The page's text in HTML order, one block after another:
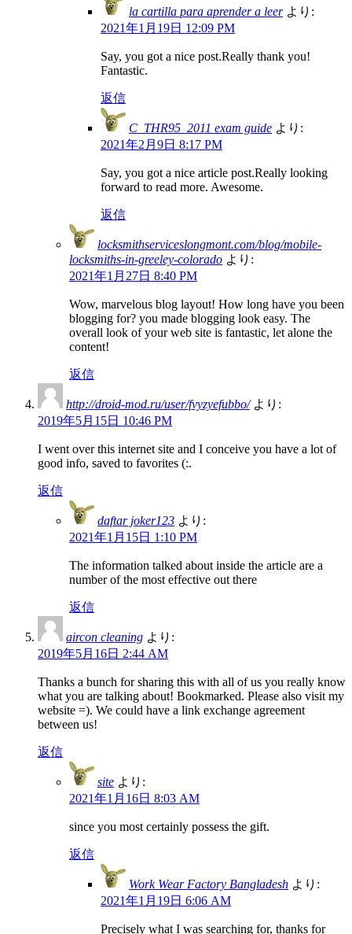
la cartilla para aprender a leer より:
2021年1月19日 12:09 PM
Say, you got a nice post.Really thank you!
Fantastic.
返信
C_THR95_2011 exam guide より:
2021年2月9日 8:17 PM
Say, you got a nice article post.Really looking
forward to read more. Awesome.
返信
locksmithserviceslongmont.com/blog/mobile-
locksmiths-in-greeley-colorado より:
2021年1月27日 8:40 PM
Wow, marvelous blog layout! How long have you been
blogging for? you made blogging look easy. The
overall look of your web site is fantastic, let alone the
content!
返信
http://droid-mod.ru/user/fvyzyefubbo/ より:
2019年5月15日 10:46 PM
I went over this internet site and I conceive you have a lot of
good info, saved to favorites (:.
返信
daftar joker123 より:
2021年1月15日 1:10 PM
The information talked about inside the article are a
number of the most effective out there
返信
aircon cleaning より:
2019年5月16日 2:44 AM
Thanks a bunch for sharing this with all of us you really know
what you are talking about! Bookmarked. Please also visit my
website =). We could have a link exchange agreement
between us!
返信
site より:
2021年1月16日 8:03 AM
since you most certainly possess the gift.
返信
Work Wear Factory Bangladesh より:
2021年1月19日 6:06 AM
Precisely what I was searching for, thanks for